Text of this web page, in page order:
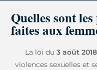
Quelles sont
faites aux
La loi du 3 août 2018
violences sexuelles et